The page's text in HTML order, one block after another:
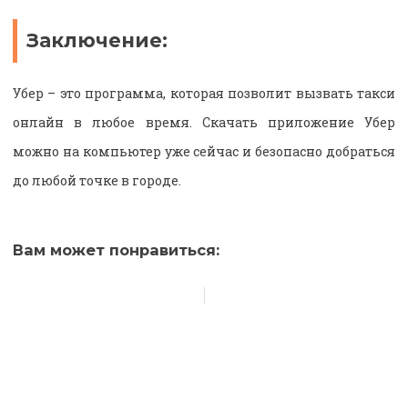
Заключение:
Убер – это программа, которая позволит вызвать такси
онлайн в любое время. Скачать приложение Убер
можно на компьютер уже сейчас и безопасно добраться
до любой точке в городе.
Вам может понравиться: